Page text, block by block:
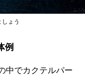
ょう
例
中でカクテルパー